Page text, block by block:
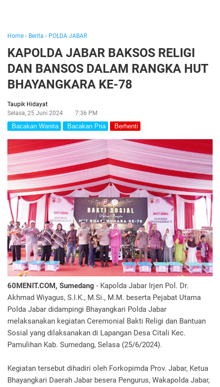
Home › Berita › POLDA JABAR
KAPOLDA JABAR BAKSOS RELIGI
DAN BANSOS DALAM RANGKA HUT
BHAYANGKARA KE-78
Taupik Hidayat
Selasa, 25 Juni 2024
7:36 PM
Bacakan Wanita Bacakan Pria Berhenti
60MENIT.COM, Sumedang - Kapolda Jabar Irjen Pol. Dr.
Akhmad Wiyagus, S.I.K., M.Si., M.M. beserta Pejabat Utama
Polda Jabar didampingi Bhayangkari Polda Jabar
melaksanakan kegiatan Ceremonial Bakti Religi dan Bantuan
Sosial yang dilaksanakan di Lapangan Desa Citali Kec.
Pamulihan Kab. Sumedang, Selasa (25/6/2024).
Kegiatan tersebut dihadiri oleh Forkopimda Prov. Jabar, Ketua
Bhayangkari Daerah Jabar besera Pengurus, Wakapolda Jabar,